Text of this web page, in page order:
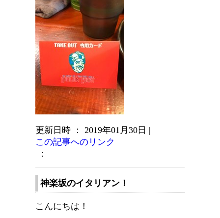
更新日時 ： 2019年01月30日 |
この記事へのリンク
：
神楽坂のイタリアン！
こんにちは！